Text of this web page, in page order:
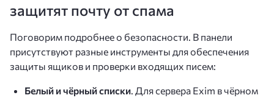
защитят почту от спама
Поговорим подробнее о безопасности. В панели
присутствуют разные инструменты для обеспечения
защиты ящиков и проверки входящих писем:
Белый и чёрный списки. Для сервера Exim в чёрном